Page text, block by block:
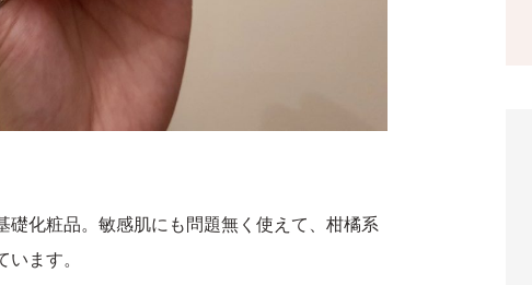
礎化粧品。敏感肌にも問題無く使えて、柑橘系
ます。